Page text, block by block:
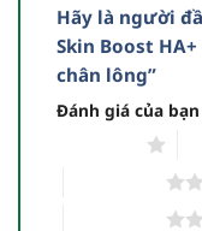
Hãy là người
Skin Boost
chân lông”
Đánh giá của bạn